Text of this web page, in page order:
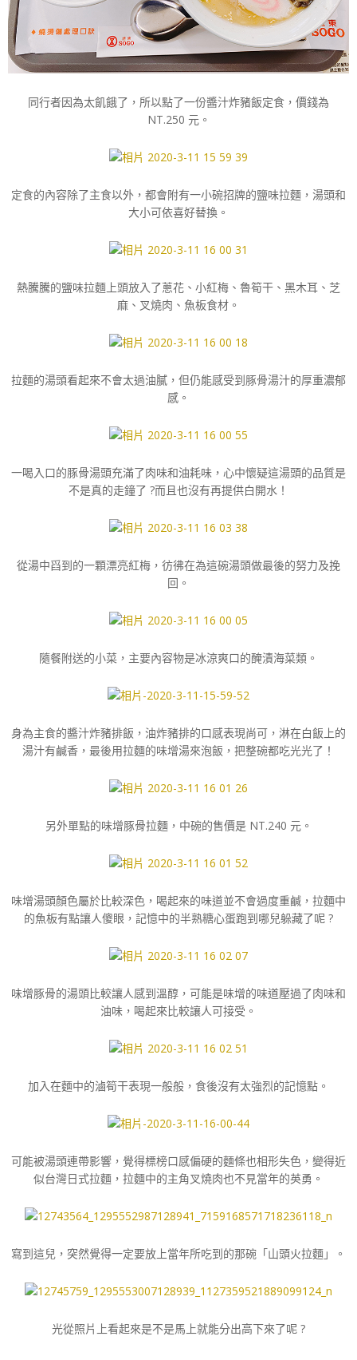
同行者因為太飢餓了，所以點了一份醬汁炸豬飯定食，價錢為
NT.250 元。
定食的內容除了主食以外，都會附有一小碗招牌的鹽味拉麵，湯頭和
大小可依喜好替換。
熱騰騰的鹽味拉麵上頭放入了蔥花、小紅梅、魯筍干、黑木耳、芝
麻、叉燒肉、魚板食材。
拉麵的湯頭看起來不會太過油膩，但仍能感受到豚骨湯汁的厚重濃郁
感。
一喝入口的豚骨湯頭充滿了肉味和油耗味，心中懷疑這湯頭的品質是
不是真的走鐘了 ?而且也沒有再提供白開水！
從湯中舀到的一顆漂亮紅梅，彷彿在為這碗湯頭做最後的努力及挽
回。
隨餐附送的小菜，主要內容物是冰涼爽口的醃漬海菜類。
身為主食的醬汁炸豬排飯，油炸豬排的口感表現尚可，淋在白飯上的
湯汁有鹹香，最後用拉麵的味增湯來泡飯，把整碗都吃光光了！
另外單點的味增豚骨拉麵，中碗的售價是 NT.240 元。
味增湯頭顏色屬於比較深色，喝起來的味道並不會過度重鹹，拉麵中
的魚板有點讓人傻眼，記憶中的半熟糖心蛋跑到哪兒躲藏了呢 ?
味增豚骨的湯頭比較讓人感到溫醇，可能是味增的味道壓過了肉味和
油味，喝起來比較讓人可接受。
加入在麵中的滷筍干表現一般般，食後沒有太強烈的記憶點。
可能被湯頭連帶影響，覺得標榜口感偏硬的麵條也相形失色，變得近
似台灣日式拉麵，拉麵中的主角叉燒肉也不見當年的英勇。
寫到這兒，突然覺得一定要放上當年所吃到的那碗「山頭火拉麵」。
光從照片上看起來是不是馬上就能分出高下來了呢 ?